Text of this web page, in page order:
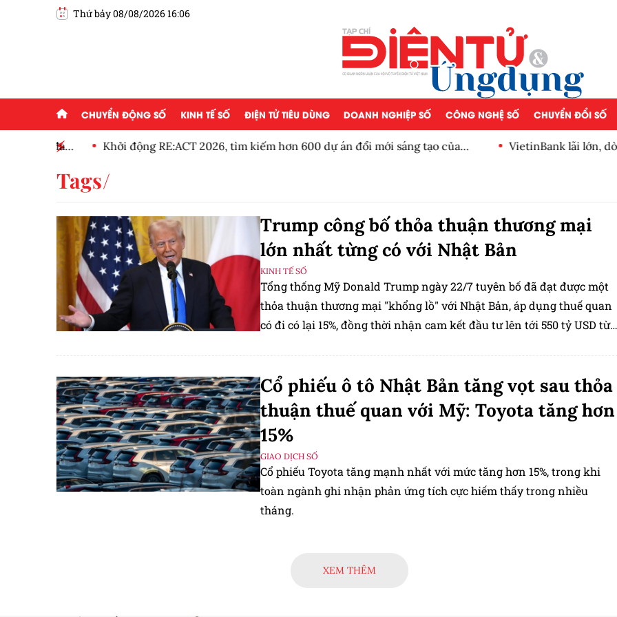
Thứ bảy 08/08/2026 16:06
CHUYỂN ĐỘNG SỐ KINH TẾ SỐ ĐIỆN TỬ TIÊU DÙNG DOANH NGHIỆP SỐ CÔNG NGHỆ SỐ CHUYỂN ĐỔI SỐ
Khởi động RE:ACT 2026, tìm kiếm hơn 600 dự án đổi mới sáng tạo của
VietinBank lãi lớn, dòng
Tags
Trump công bố thỏa thuận thương mại
lớn nhất từng có với Nhật Bản
KINH TẾ SỐ
Tổng thống Mỹ Donald Trump ngày 22/7 tuyên bố đã đạt được một
thỏa thuận thương mại "khổng lồ" với Nhật Bản, áp dụng thuế quan
có đi có lại 15%, đồng thời nhận cam kết đầu tư lên tới 550 tỷ USD từ
Cổ phiếu ô tô Nhật Bản tăng vọt sau thỏa
thuận thuế quan với Mỹ: Toyota tăng hơn
15%
GIAO DỊCH SỐ
Cổ phiếu Toyota tăng mạnh nhất với mức tăng hơn 15%, trong khi
toàn ngành ghi nhận phản ứng tích cực hiếm thấy trong nhiều
tháng.
XEM THÊM